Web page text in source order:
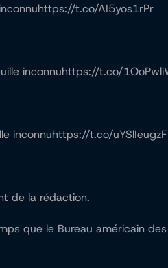
t.co/AI5yos1rPr
inconnuhttps://t.co/
inconnuhttps://t.co/uYSlIeugzF
de la rédaction.
que le Bureau américain